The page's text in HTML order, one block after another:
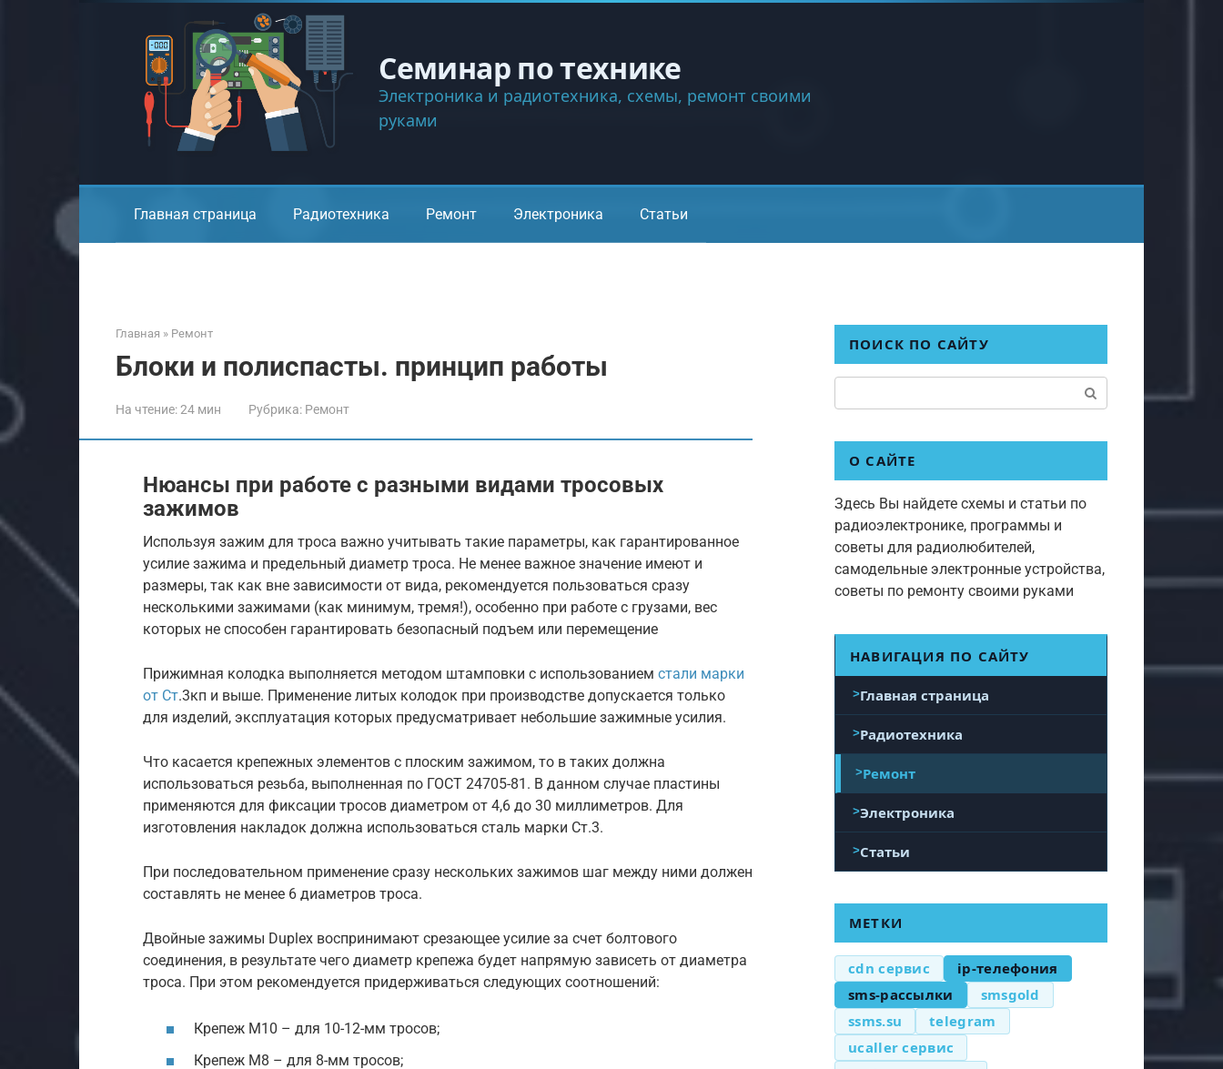
Семинар по технике
Электроника и радиотехника, схемы, ремонт своими
руками
Главная страница Радиотехника Ремонт Электроника Статьи
Главная » Ремонт
Блоки и полиспасты. принцип работы
На чтение:24 мин Рубрика: Ремонт
Нюансы при работе с разными видами тросовых
зажимов
Используя зажим для троса важно учитывать такие параметры, как гарантированное
усилие зажима и предельный диаметр троса. Не менее важное значение имеют и
размеры, так как вне зависимости от вида, рекомендуется пользоваться сразу
несколькими зажимами (как минимум, тремя!), особенно при работе с грузами, вес
которых не способен гарантировать безопасный подъем или перемещение
Прижимная колодка выполняется методом штамповки с использованием стали марки
от Ст.3кп и выше. Применение литых колодок при производстве допускается только
для изделий, эксплуатация которых предусматривает небольшие зажимные усилия.
Что касается крепежных элементов с плоским зажимом, то в таких должна
использоваться резьба, выполненная по ГОСТ 24705-81. В данном случае пластины
применяются для фиксации тросов диаметром от 4,6 до 30 миллиметров. Для
изготовления накладок должна использоваться сталь марки Ст.3.
При последовательном применение сразу нескольких зажимов шаг между ними должен
составлять не менее 6 диаметров троса.
Двойные зажимы Duplex воспринимают срезающее усилие за счет болтового
соединения, в результате чего диаметр крепежа будет напрямую зависеть от диаметра
троса. При этом рекомендуется придерживаться следующих соотношений:
Крепеж М10 – для 10-12-мм тросов;
Крепеж М8 – для 8-мм тросов;
ПОИСК ПО САЙТУ
О САЙТЕ
Здесь Вы найдете схемы и статьи по
радиоэлектронике, программы и
советы для радиолюбителей,
самодельные электронные устройства,
советы по ремонту своими руками
НАВИГАЦИЯ ПО САЙТУ
Главная страница
Радиотехника
Ремонт
Электроника
Статьи
МЕТКИ
cdn сервис
ip-телефония
sms-рассылки
smsgold
ssms.su
telegram
ucaller сервис